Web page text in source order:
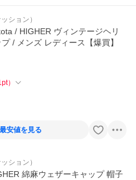
ション）
/ HIGHER ヴィンテージヘリ
/ メンズ レディース【爆買】
pt）
最安値を見る
ション）
綿麻ウェザーキャップ 帽子